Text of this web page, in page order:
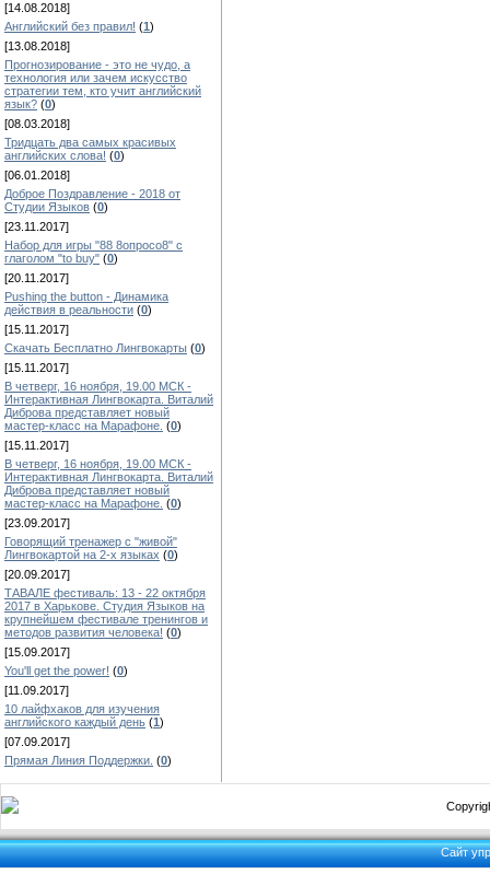
[14.08.2018]
Английский без правил! (1)
[13.08.2018]
Прогнозирование - это не чудо, а
технология или зачем искусство
стратегии тем, кто учит английский
язык? (0)
[08.03.2018]
Тридцать два самых красивых
английских слова! (0)
[06.01.2018]
Доброе Поздравление - 2018 от
Студии Языков (0)
[23.11.2017]
Набор для игры "88 8опросо8" с
глаголом "to buy" (0)
[20.11.2017]
Pushing the button - Динамика
действия в реальности (0)
[15.11.2017]
Скачать Бесплатно Лингвокарты (0)
[15.11.2017]
В четверг, 16 ноября, 19.00 МСК -
Интерактивная Лингвокарта. Виталий
Диброва представляет новый
мастер-класс на Марафоне. (0)
[15.11.2017]
В четверг, 16 ноября, 19.00 МСК -
Интерактивная Лингвокарта. Виталий
Диброва представляет новый
мастер-класс на Марафоне. (0)
[23.09.2017]
Говорящий тренажер с "живой"
Лингвокартой на 2-х языках (0)
[20.09.2017]
ТАВАЛЕ фестиваль: 13 - 22 октября
2017 в Харькове. Студия Языков на
крупнейшем фестивале тренингов и
методов развития человека! (0)
[15.09.2017]
You'll get the power! (0)
[11.09.2017]
10 лайфхаков для изучения
английского каждый день (1)
[07.09.2017]
Прямая Линия Поддержки. (0)
Сайт